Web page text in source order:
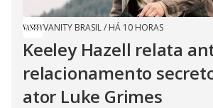
VANITY BRASIL/ HÁ 10 HORAS
Keeley Hazell relata
relacionamento
ator Luke Grimes